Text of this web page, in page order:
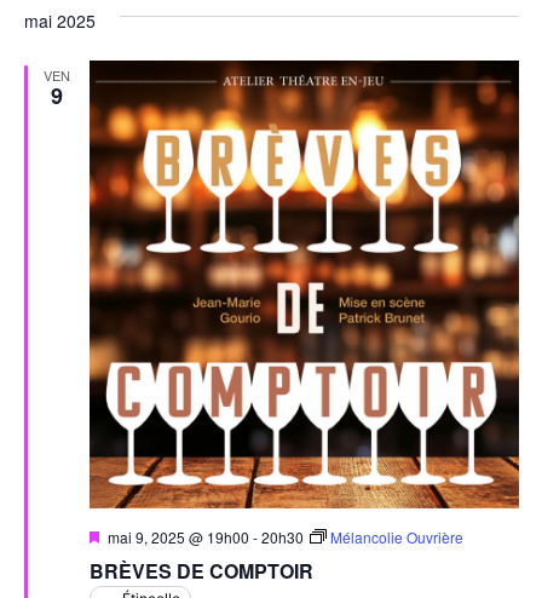
mai 2025
VEN
9
BRÈVES DE COMPTOIR
Mis
en
avant
mai 9, 2025 @ 19h00 -20h30 Mélancolie Ouvrière